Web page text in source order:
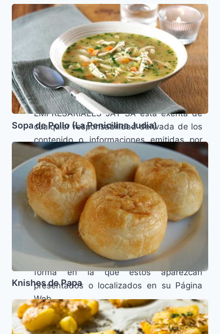
correos electrónicos que le sean
remitidos.
En el supuesto de que se permita por el
titular del sitio web, la intervención o
participación o introducción de textos por
parte de los Usuarios en dicho sitio,
desde el momento presente el USUARIO
acepta que DESARROLLOS
EMPRESARIALES JAY SA está exenta de
cualquier responsabilidad derivada de los
contenido o informaciones emitidas por
terceros a la que se pueda acceder
mediante el uso de este sitio web
MODIFICACIONES: DESARROLLOS
EMPRESARIALES JAY SA se reserva el
derecho de efectuar sin previo aviso las
modificaciones que considere oportunas
en su sitio web, pudiendo cambiar,
suprimir o añadir tanto los contenidos que
se presten a través de la misma como la
forma en la que éstos aparezcan
presentados o localizados en su Página
Web.
ENLACES: Asimismo, en el caso de que
en el sitio web se dispusiesen enlaces o
Sopa
de
Penicilina
Judia)
Sopa de Pollo (La Penicilina Judia)
Knishes
Papa
Knishes de Papa
Papas
Aplastadas